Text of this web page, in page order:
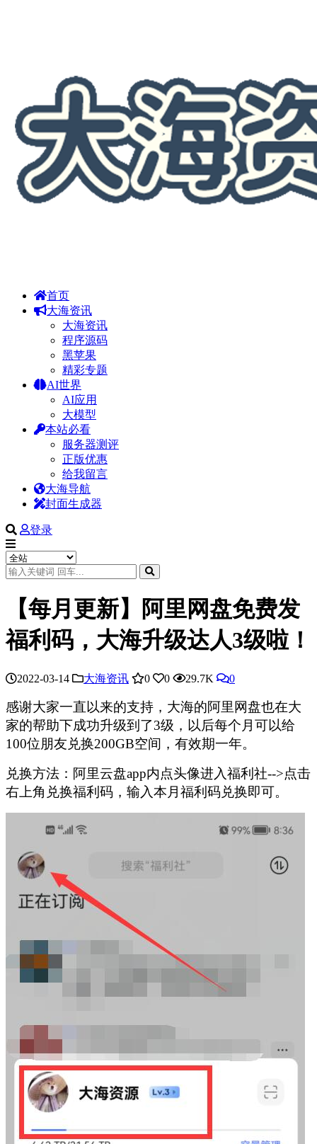
首页
大海资讯
大海资讯
程序源码
黑苹果
精彩专题
AI世界
AI应用
大模型
本站必看
服务器测评
正版优惠
给我留言
大海导航
封面生成器
登录
【每月更新】阿里网盘免费发
福利码，大海升级达人3级啦！
2022-03-14 大海资讯 0 0 29.7K 0
感谢大家一直以来的支持，大海的阿里网盘也在大
家的帮助下成功升级到了3级，以后每个月可以给
100位朋友兑换200GB空间，有效期一年。
兑换方法：阿里云盘app内点头像进入福利社-->点击
右上角兑换福利码，输入本月福利码兑换即可。